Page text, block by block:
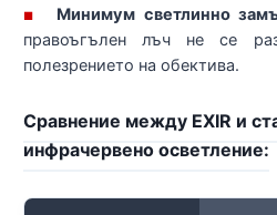
■ Минимум светлинно
правоъгълен лъч не се
полезрението на обектива.
Сравнение между EXIR и
инфрачервено осветление: